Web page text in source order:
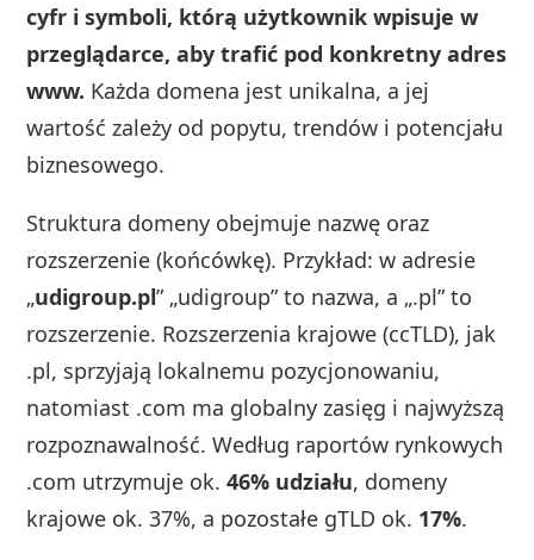
cyfr i symboli, którą użytkownik wpisuje w
przeglądarce, aby trafić pod konkretny adres
www. Każda domena jest unikalna, a jej
wartość zależy od popytu, trendów i potencjału
biznesowego.
Struktura domeny obejmuje nazwę oraz
rozszerzenie (końcówkę). Przykład: w adresie
„udigroup.pl” „udigroup” to nazwa, a „.pl” to
rozszerzenie. Rozszerzenia krajowe (ccTLD), jak
.pl, sprzyjają lokalnemu pozycjonowaniu,
natomiast .com ma globalny zasięg i najwyższą
rozpoznawalność. Według raportów rynkowych
.com utrzymuje ok.46% udziału, domeny
krajowe ok. 37%, a pozostałe gTLD ok. 17%.